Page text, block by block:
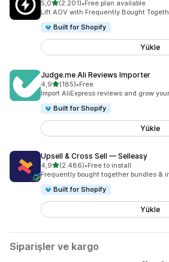
5,05 yıldız üzerinden
(2.201)
toplam 2201 değerlendirme
•Free plan available
Lift AOV with Frequently Bought
Built for Shopify
Yükle
Judge.me Ali Reviews Importer
4,95 yıldız üzerinden
(185)
toplam 185 değerlendirme
•Free
Import AliExpress reviews and grow
Built for Shopify
Yükle
Upsell & Cross Sell — Selleasy
4,95 yıldız üzerinden
(2.486)
toplam 2486 değerlendirme
•Free to install
Frequently bought together bundles &
Built for Shopify
Yükle
Siparişler ve kargo